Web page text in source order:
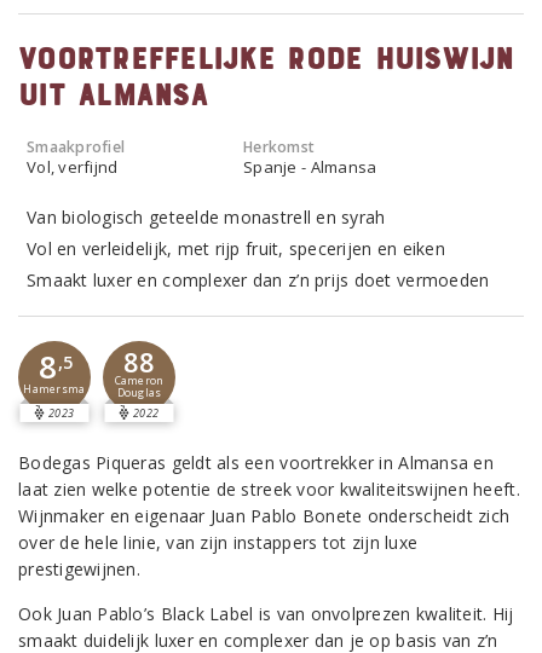
Voortreffelijke rode huiswijn
uit Almansa
Smaakprofiel
Vol, verfijnd
Herkomst
Spanje - Almansa
Van biologisch geteelde monastrell en syrah
Vol en verleidelijk, met rijp fruit, specerijen en eiken
Smaakt luxer en complexer dan z’n prijs doet vermoeden
8,5
Hamersma
2023
88
Cameron
Douglas
2022
Bodegas Piqueras geldt als een voortrekker in Almansa en
laat zien welke potentie de streek voor kwaliteitswijnen heeft.
Wijnmaker en eigenaar Juan Pablo Bonete onderscheidt zich
over de hele linie, van zijn instappers tot zijn luxe
prestigewijnen.
Ook Juan Pablo’s Black Label is van onvolprezen kwaliteit. Hij
smaakt duidelijk luxer en complexer dan je op basis van z’n